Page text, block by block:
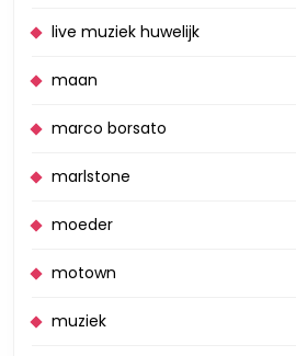
live muziek huwelijk
maan
marco borsato
marlstone
moeder
motown
muziek